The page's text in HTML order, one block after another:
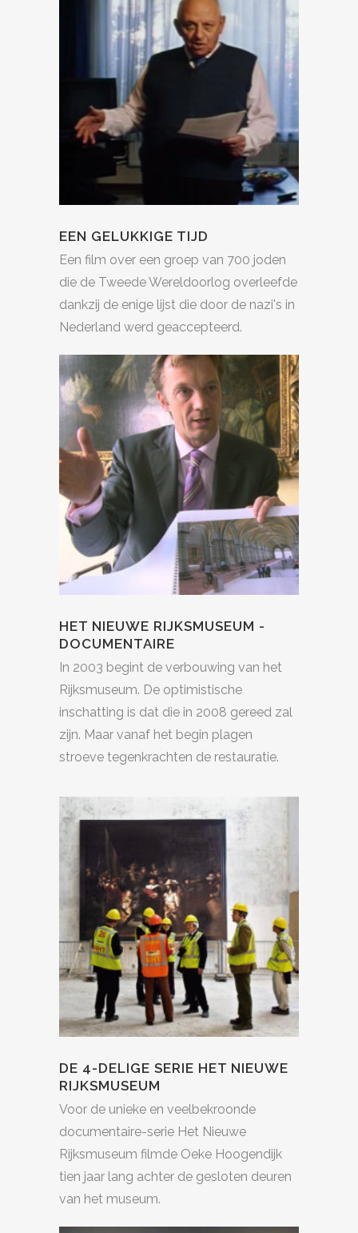
EEN GELUKKIGE TIJD
Een film over een groep van 700 joden
die de Tweede Wereldoorlog overleefde
dankzij de enige lijst die door de nazi's in
Nederland werd geaccepteerd.
HET NIEUWE RIJKSMUSEUM -
DOCUMENTAIRE
In 2003 begint de verbouwing van het
Rijksmuseum. De optimistische
inschatting is dat die in 2008 gereed zal
zijn. Maar vanaf het begin plagen
stroeve tegenkrachten de restauratie.
DE 4-DELIGE SERIE HET NIEUWE
RIJKSMUSEUM
Voor de unieke en veelbekroonde
documentaire-serie Het Nieuwe
Rijksmuseum filmde Oeke Hoogendijk
tien jaar lang achter de gesloten deuren
van het museum.